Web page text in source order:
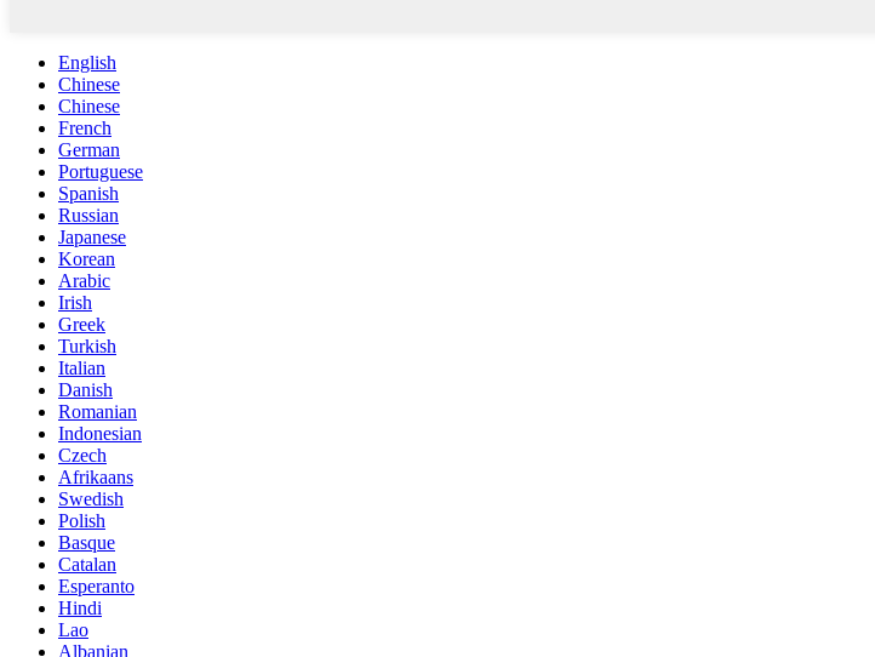
English
Chinese
Chinese
French
German
Portuguese
Spanish
Russian
Japanese
Korean
Arabic
Irish
Greek
Turkish
Italian
Danish
Romanian
Indonesian
Czech
Afrikaans
Swedish
Polish
Basque
Catalan
Esperanto
Hindi
Lao
Albanian